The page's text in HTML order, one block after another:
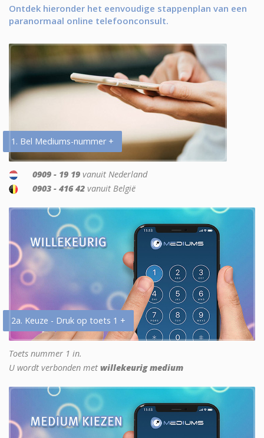
Ontdek hieronder het eenvoudige stappenplan van een
paranormaal online telefoonconsult.
1. Bel Mediums-nummer +
0909 - 19 19 vanuit Nederland
0903 - 416 42 vanuit België
2a. Keuze - Druk op toets 1 +
Toets nummer 1 in.
U wordt verbonden met willekeurig medium